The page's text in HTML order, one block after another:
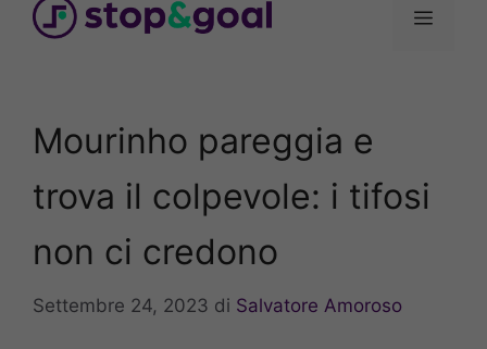
contenuto
Menu
Mourinho pareggia e
trova il colpevole: i tifosi
non ci credono
Settembre 24, 2023 di Salvatore Amoroso